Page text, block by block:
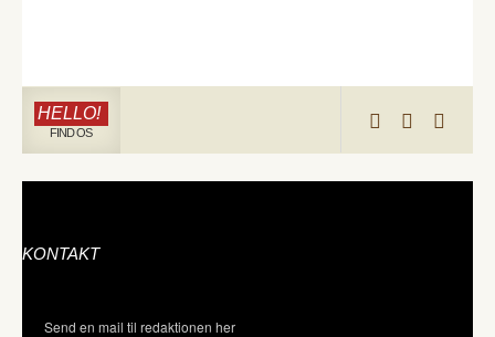
HELLO!
FIND OS
KONTAKT
Send en mail til redaktionen her